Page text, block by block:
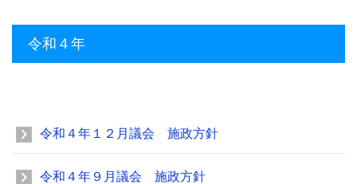
令和４年
令和４年１２月議会 施政方針
令和４年９月議会 施政方針